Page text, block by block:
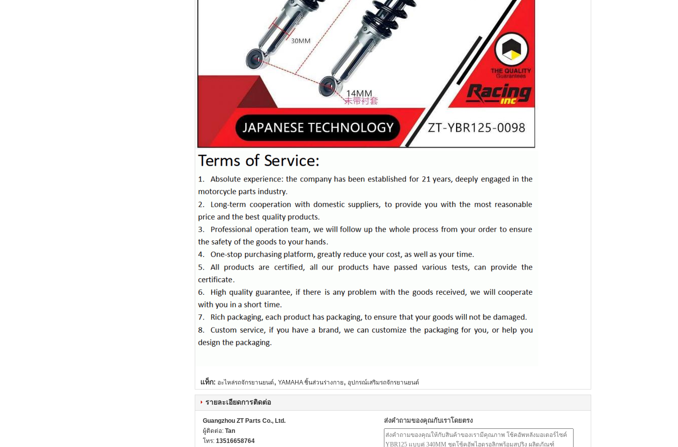
แท็ก: อะไหล่รถจักรยานยนต์, YAMAHA ชิ้นส่วนร่างกาย, อุปกรณ์เสริมรถจักรยานยนต์
รายละเอียดการติดต่อ
Guangzhou ZT Parts Co., Ltd.
ผู้ติดต่อ: Tan
โทร: 13516658764
ส่งคำถามของคุณกับเราโดยตรง